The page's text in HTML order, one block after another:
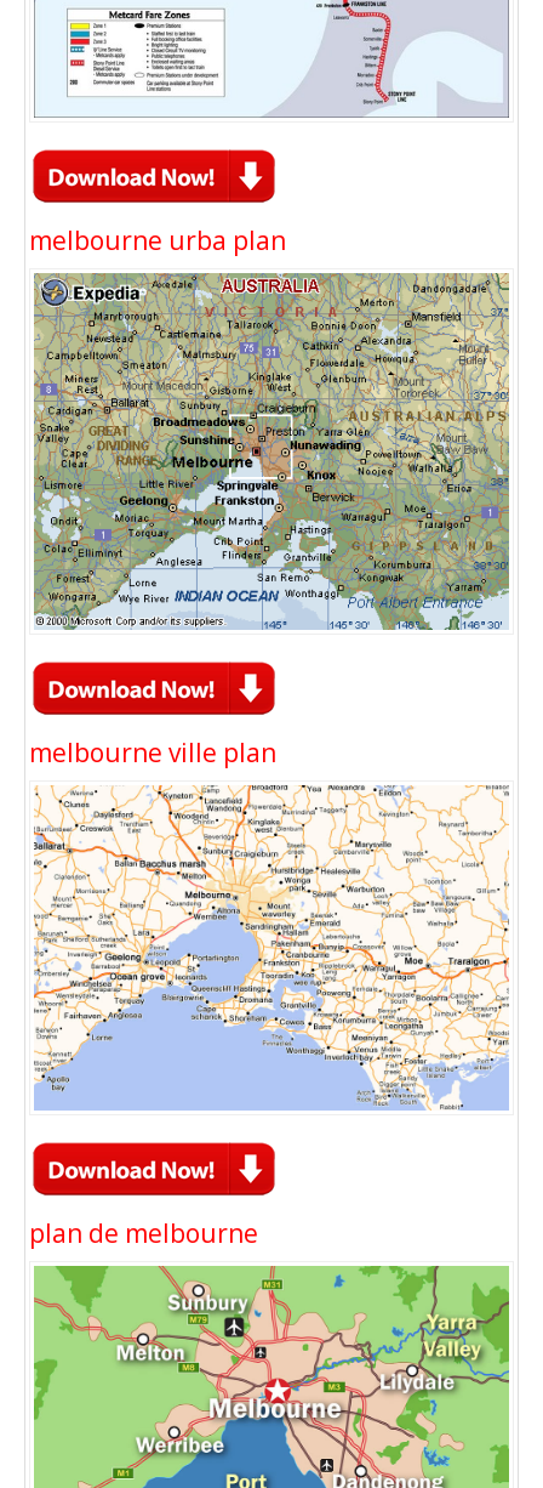
melbourne urba plan
melbourne ville plan
plan de melbourne